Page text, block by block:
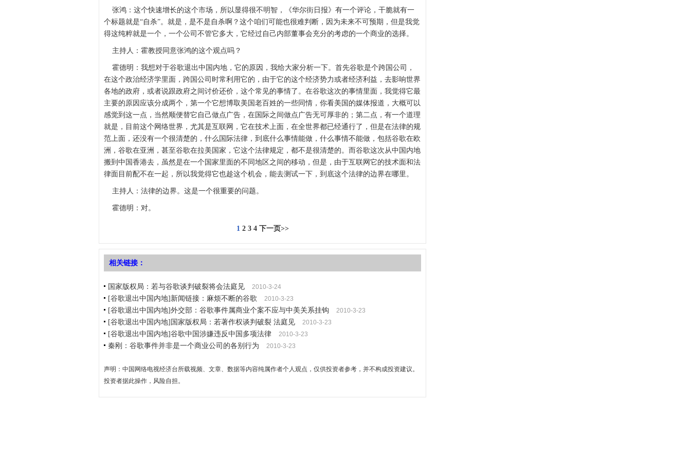
张鸿：这个快速增长的这个市场，所以显得很不明智，《华尔街日报》有一个评论，干脆就有一
个标题就是“自杀”。就是，是不是自杀啊？这个咱们可能也很难判断，因为未来不可预期，但是我觉
得这纯粹就是一个，一个公司不管它多大，它经过自己内部董事会充分的考虑的一个商业的选择。
主持人：霍教授同意张鸿的这个观点吗？
霍德明：我想对于谷歌退出中国内地，它的原因，我给大家分析一下。首先谷歌是个跨国公司，
在这个政治经济学里面，跨国公司时常利用它的，由于它的这个经济势力或者经济利益，去影响世界
各地的政府，或者说跟政府之间讨价还价，这个常见的事情了。在谷歌这次的事情里面，我觉得它最
主要的原因应该分成两个，第一个它想博取美国老百姓的一些同情，你看美国的媒体报道，大概可以
感觉到这一点，当然顺便替它自己做点广告，在国际之间做点广告无可厚非的；第二点，有一个道理
就是，目前这个网络世界，尤其是互联网，它在技术上面，在全世界都已经通行了，但是在法律的规
范上面，还没有一个很清楚的，什么国际法律，到底什么事情能做，什么事情不能做，包括谷歌在欧
洲，谷歌在亚洲，甚至谷歌在拉美国家，它这个法律规定，都不是很清楚的。而谷歌这次从中国内地
搬到中国香港去，虽然是在一个国家里面的不同地区之间的移动，但是，由于互联网它的技术面和法
律面目前配不在一起，所以我觉得它也趁这个机会，能去测试一下，到底这个法律的边界在哪里。
主持人：法律的边界。这是一个很重要的问题。
霍德明：对。
1 2 3 4 下一页>>
相关链接：
国家版权局：若与谷歌谈判破裂将会法庭见 2010-3-24
[谷歌退出中国内地]新闻链接：麻烦不断的谷歌 2010-3-23
[谷歌退出中国内地]外交部：谷歌事件属商业个案不应与中美关系挂钩 2010-3-23
[谷歌退出中国内地]国家版权局：若著作权谈判破裂 法庭见 2010-3-23
[谷歌退出中国内地]谷歌中国涉嫌违反中国多项法律 2010-3-23
秦刚：谷歌事件并非是一个商业公司的各别行为 2010-3-23
声明：中国网络电视经济台所载视频、文章、数据等内容纯属作者个人观点，仅供投资者参考，并不构成投资建议。
投资者据此操作，风险自担。